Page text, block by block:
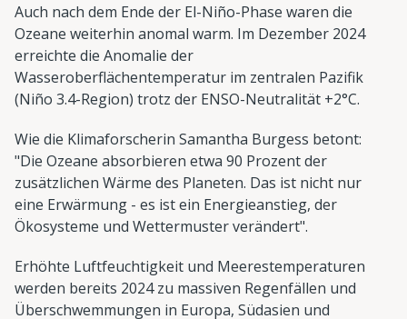
Auch nach dem Ende der El-Niño-Phase waren die
Ozeane weiterhin anomal warm. Im Dezember 2024
erreichte die Anomalie der
Wasseroberflächentemperatur im zentralen Pazifik
(Niño 3.4-Region) trotz der ENSO-Neutralität +2°C.
Wie die Klimaforscherin Samantha Burgess betont:
"Die Ozeane absorbieren etwa 90 Prozent der
zusätzlichen Wärme des Planeten. Das ist nicht nur
eine Erwärmung - es ist ein Energieanstieg, der
Ökosysteme und Wettermuster verändert".
Erhöhte Luftfeuchtigkeit und Meerestemperaturen
werden bereits 2024 zu massiven Regenfällen und
Überschwemmungen in Europa, Südasien und